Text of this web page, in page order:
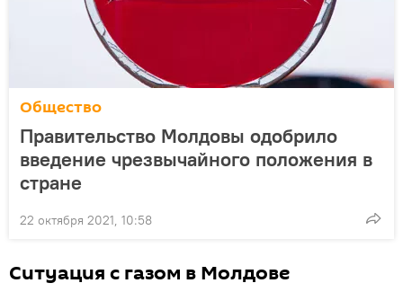
Общество
Правительство Молдовы одобрило
введение чрезвычайного положения в
стране
22 октября 2021, 10:58
Ситуация с газом в Молдове